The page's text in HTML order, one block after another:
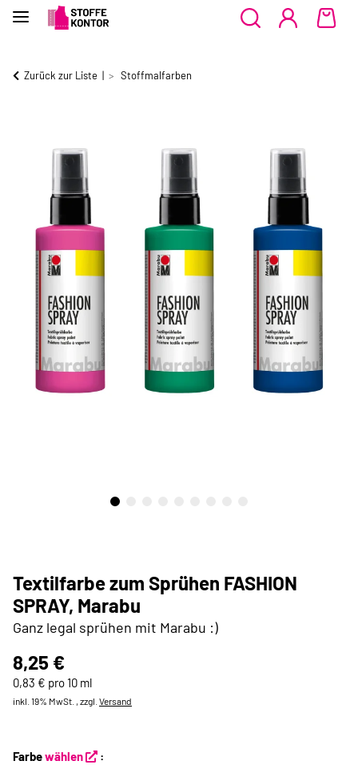
Zurück zur Liste Stoffmalfarben
Textilfarbe zum Sprühen FASHION
SPRAY, Marabu
Ganz legal sprühen mit Marabu :)
8,25 €
0,83 € pro 10 ml
inkl. 19% MwSt. , zzgl. Versand
Farbewählen :